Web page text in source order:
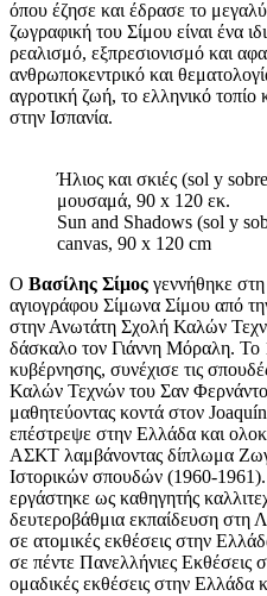
όπου έζησε και έδρασε το
ζωγραφική του Σίμου είναι ένα
ρεαλισμό, εξπρεσιονισμό και
ανθρωποκεντρικό και
αγροτική ζωή, το ελληνικό
στην Ισπανία.
Ήλιος και σκιές (sol y
μουσαμά, 90 x 120 εκ.
Sun and Shadows (sol y
canvas, 90 x 120 cm
Ο Βασίλης Σίμος γεννήθηκε
αγιογράφου Σίμωνα Σίμου από
στην Ανωτάτη Σχολή Καλών
δάσκαλο τον Γιάννη Μόραλη. Το
κυβέρνησης, συνέχισε τις
Καλών Τεχνών του Σαν
μαθητεύοντας κοντά στον
επέστρεψε στην Ελλάδα και
ΑΣΚΤ λαμβάνοντας δίπλωμα
Ιστορικών σπουδών (1960-
εργάστηκε ως καθηγητής
δευτεροβάθμια εκπαίδευση στη
σε ατομικές εκθέσεις στην
σε πέντε Πανελλήνιες Εκθέσεις
ομαδικές εκθέσεις στην Ελλάδα